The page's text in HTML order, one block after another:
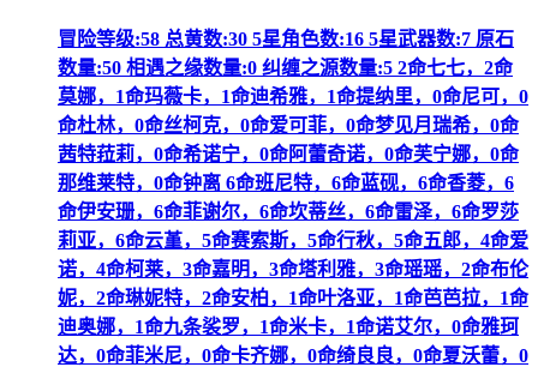
冒险等级:58 总黄数:30 5星角色数:16 5星武器数:7 原石
数量:50 相遇之缘数量:0 纠缠之源数量:5 2命七七，2命
莫娜，1命玛薇卡，1命迪希雅，1命提纳里，0命尼可，0
命杜林，0命丝柯克，0命爱可菲，0命梦见月瑞希，0命
茜特菈莉，0命希诺宁，0命阿蕾奇诺，0命芙宁娜，0命
那维莱特，0命钟离 6命班尼特，6命蓝砚，6命香菱，6
命伊安珊，6命菲谢尔，6命坎蒂丝，6命雷泽，6命罗莎
莉亚，6命云堇，5命赛索斯，5命行秋，5命五郎，4命爱
诺，4命柯莱，3命嘉明，3命塔利雅，3命瑶瑶，2命布伦
妮，2命琳妮特，2命安柏，1命叶洛亚，1命芭芭拉，1命
迪奥娜，1命九条裟罗，1命米卡，1命诺艾尔，0命雅珂
达，0命菲米尼，0命卡齐娜，0命绮良良，0命夏沃蕾，0